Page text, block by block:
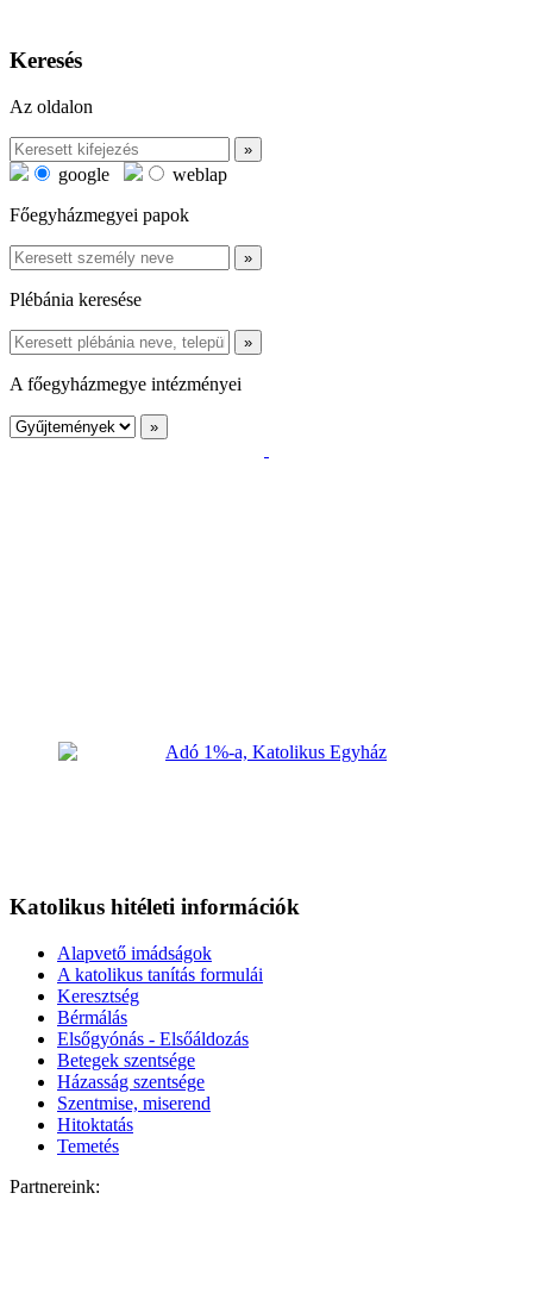
Keresés
Az oldalon
google
weblap
Főegyházmegyei papok
Plébánia keresése
A főegyházmegye intézményei
Katolikus hitéleti információk
Alapvető imádságok
A katolikus tanítás formulái
Keresztség
Bérmálás
Elsőgyónás - Elsőáldozás
Betegek szentsége
Házasság szentsége
Szentmise, miserend
Hitoktatás
Temetés
Partnereink: